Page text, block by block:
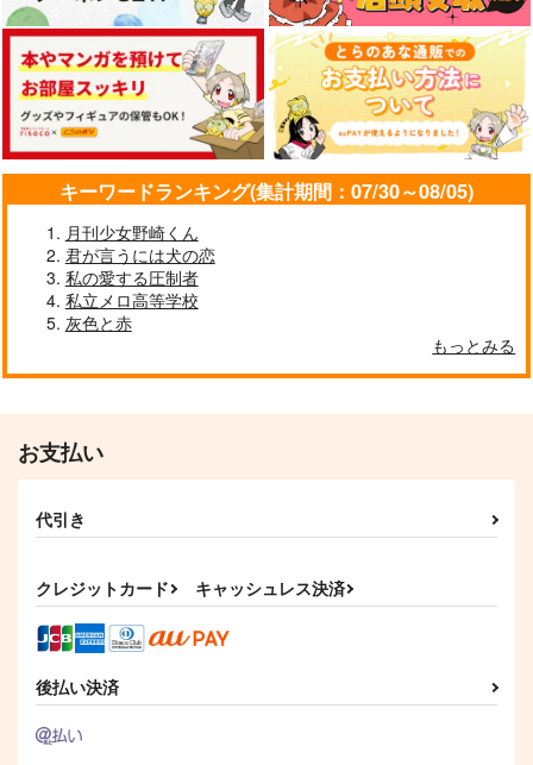
俺の炭治郎がふわふわ
1224
煉獄杏寿郎×竈門炭治郎
サンプル
作品詳細
満たしてあげよう こ
ちらへおいで
nmtk
煉獄杏寿郎×竈門炭治郎
サンプル
カート カート カート
鬼滅の刃
冨岡義勇×竈門炭治郎
サンプル
キーワードランキング(集計期間：07/30～08/05)
月刊少女野崎くん
君が言うには犬の恋
私の愛する圧制者
私立メロ高等学校
灰色と赤
もっとみる
お支払い
代引き
クレジットカード キャッシュレス決済
後払い決済